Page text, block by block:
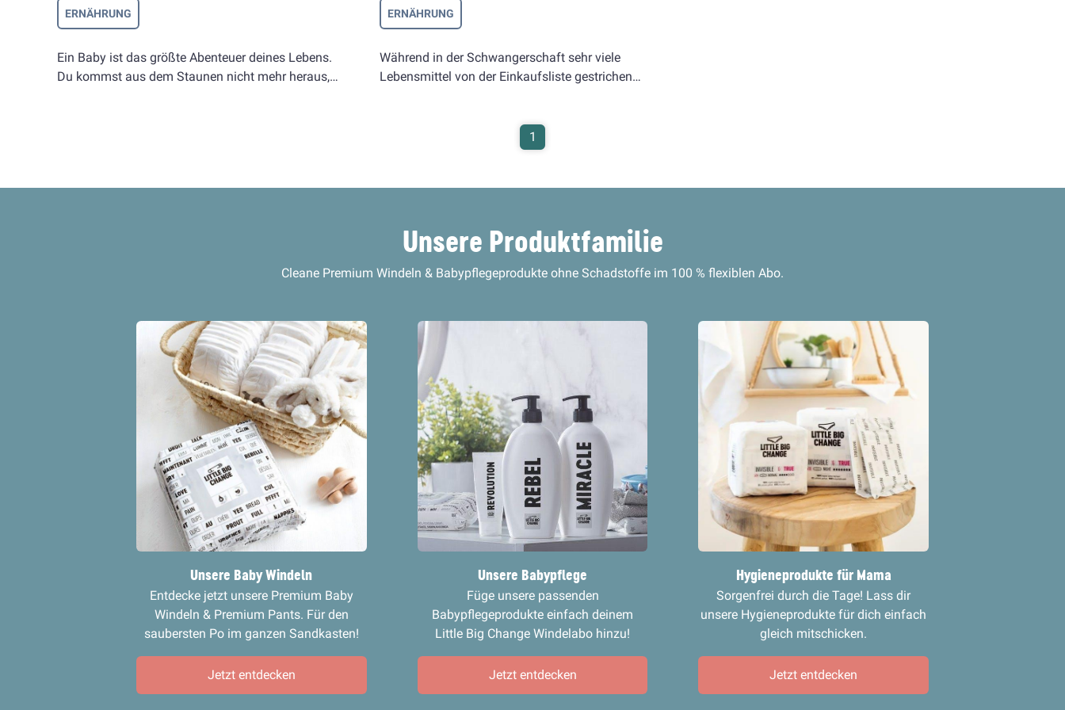
ERNÄHRUNG
Ein Baby ist das größte Abenteuer deines Lebens.
Du kommst aus dem Staunen nicht mehr heraus,
natürlich eine Menge Energie. Mit einer auf die
Muttermilch – vor allem in den ersten sechs
ERNÄHRUNG
Während in der Schwangerschaft sehr viele
Lebensmittel von der Einkaufsliste gestrichen
1
Unsere Produktfamilie
Cleane Premium Windeln & Babypflegeprodukte ohne Schadstoffe im 100 % flexiblen Abo.
Unsere Baby Windeln
Entdecke jetzt unsere Premium Baby
Windeln & Premium Pants. Für den
saubersten Po im ganzen Sandkasten!
Jetzt entdecken
Unsere Babypflege
Füge unsere passenden
Babypflegeprodukte einfach deinem
Little Big Change Windelabo hinzu!
Jetzt entdecken
Hygieneprodukte fürMama
Sorgenfrei durch die Tage! Lass dir
unsere Hygieneprodukte für dich einfach
gleich mitschicken.
Jetzt entdecken